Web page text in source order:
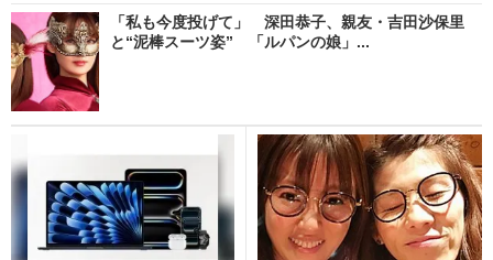
「私も今度投げて」 深田恭子、親友・吉田沙保里
と“泥棒スーツ姿” 「ルパンの娘」...